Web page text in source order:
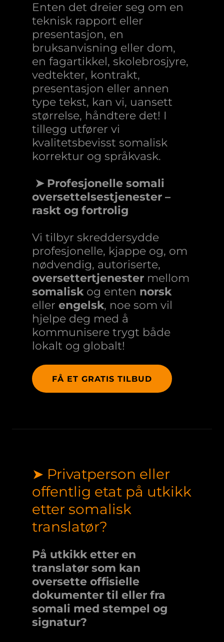
Enten det dreier seg om en
teknisk rapport eller
presentasjon, en
bruksanvisning eller dom,
en fagartikkel, skolebrosjyre,
vedtekter, kontrakt,
presentasjon eller annen
type tekst, kan vi, uansett
størrelse, håndtere det! I
tillegg utfører vi
kvalitetsbevisst somalisk
korrektur og språkvask.
➤ Profesjonelle somali
oversettelsestjenester –
raskt og fortrolig
Vi tilbyr skreddersydde
profesjonelle, kjappe og, om
nødvendig, autoriserte,
oversettertjenester mellom
somalisk og enten norsk
eller engelsk, noe som vil
hjelpe deg med å
kommunisere trygt både
lokalt og globalt!
FÅ ET GRATIS TILBUD
➤ Privatperson eller
offentlig etat på utkikk
etter somalisk
translatør?
På utkikk etter en
translatør som kan
oversette offisielle
dokumenter til eller fra
somali med stempel og
signatur?